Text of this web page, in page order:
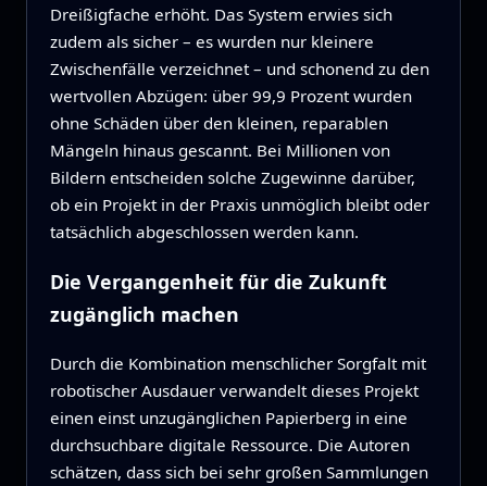
Dreißigfache erhöht. Das System erwies sich
zudem als sicher – es wurden nur kleinere
Zwischenfälle verzeichnet – und schonend zu den
wertvollen Abzügen: über 99,9 Prozent wurden
ohne Schäden über den kleinen, reparablen
Mängeln hinaus gescannt. Bei Millionen von
Bildern entscheiden solche Zugewinne darüber,
ob ein Projekt in der Praxis unmöglich bleibt oder
tatsächlich abgeschlossen werden kann.
Die Vergangenheit für die Zukunft
zugänglich machen
Durch die Kombination menschlicher Sorgfalt mit
robotischer Ausdauer verwandelt dieses Projekt
einen einst unzugänglichen Papierberg in eine
durchsuchbare digitale Ressource. Die Autoren
schätzen, dass sich bei sehr großen Sammlungen